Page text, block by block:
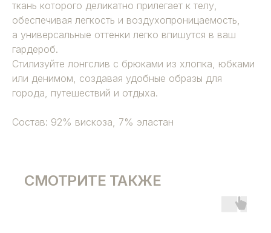
ткань которого деликатно прилегает к телу,
обеспечивая легкость и воздухопроницаемость,
а универсальные оттенки легко впишутся в ваш
гардероб.
Стилизуйте лонгслив с брюками из хлопка, юбками
или денимом, создавая удобные образы для
города, путешествий и отдыха.
Состав: 92% вискоза, 7% эластан
СМОТРИТЕ ТАКЖЕ